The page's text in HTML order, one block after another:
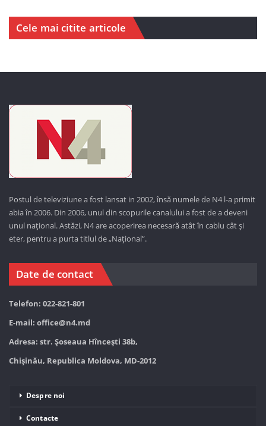
Cele mai citite articole
Postul de televiziune a fost lansat in 2002, însă numele de N4 l-a primit
abia în 2006. Din 2006, unul din scopurile canalului a fost de a deveni
unul național. Astăzi, N4 are acoperirea necesară atât în cablu cât și
eter, pentru a purta titlul de „Național”.
Date de contact
Telefon: 022-821-801
E-mail: office@n4.md
Adresa: str. Șoseaua Hînceşti 38b,
Chișinău, Republica Moldova, MD-2012
Despre noi
Contacte